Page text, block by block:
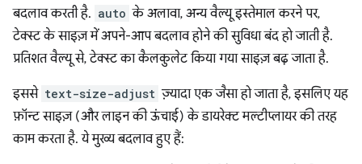
बदलाव करती है. auto के अलावा, अन्य वैल्यू इस्तेमाल करने पर,
टेक्स्ट के साइज़ में अपने-आप बदलाव होने की सुविधा बंद हो जाती है.
प्रतिशत वैल्यू से, टेक्स्ट का कैलकुलेट किया गया साइज़ बढ़ जाता है.
इससे text-size-adjust ज़्यादा एक जैसा हो जाता है, इसलिए यह
फ़ॉन्ट साइज़ (और लाइन की ऊंचाई) के डायरेक्ट मल्टीप्लायर की तरह
काम करता है. ये मुख्य बदलाव हुए हैं: